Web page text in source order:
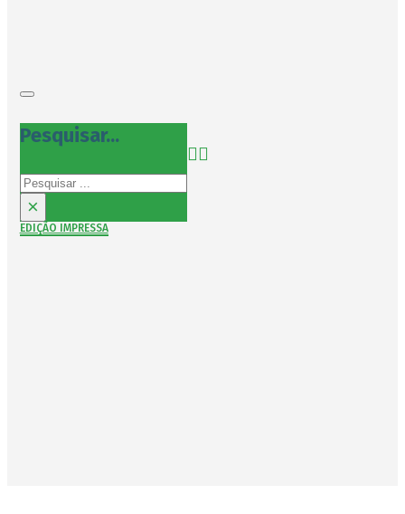
Pesquisar...
Pesquisar
×
EDIÇÃO IMPRESSA